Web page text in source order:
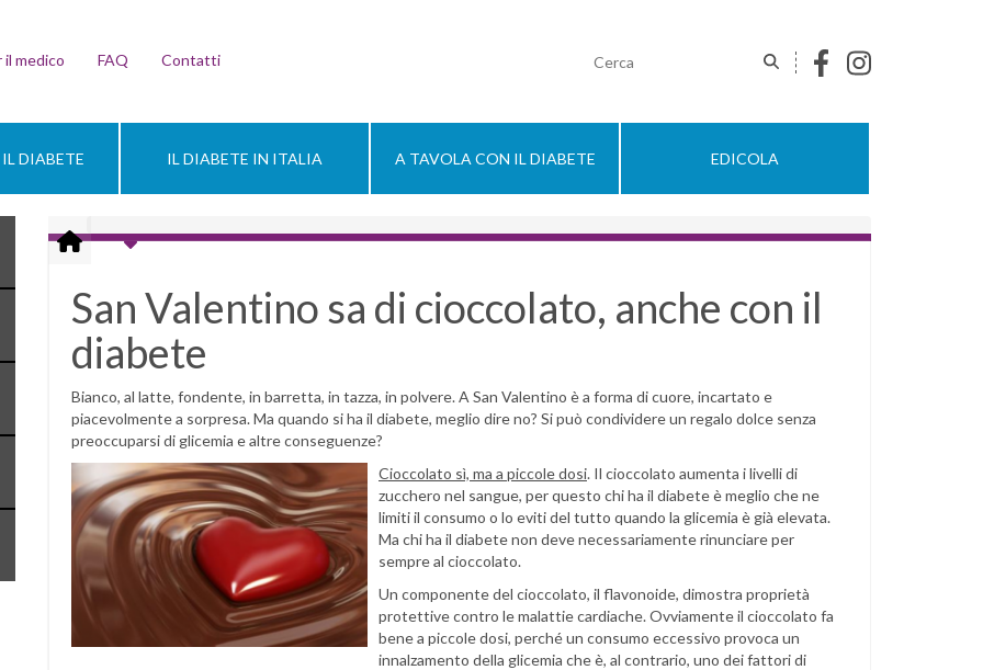
il medico FAQ Contatti
DIABETE IL DIABETE IN ITALIA A TAVOLA CON IL DIABETE EDICOLA
San Valentino sa di cioccolato, anche con il
diabete
Bianco, al latte, fondente, in barretta, in tazza, in polvere. A San Valentino è a forma di cuore, incartato e
piacevolmente a sorpresa. Ma quando si ha il diabete, meglio dire no? Si può condividere un regalo dolce senza
preoccuparsi di glicemia e altre conseguenze?
Cioccolato sì, ma a piccole dosi. Il cioccolato aumenta i livelli di
zucchero nel sangue, per questo chi ha il diabete è meglio che ne
limiti il consumo o lo eviti del tutto quando la glicemia è già elevata.
Ma chi ha il diabete non deve necessariamente rinunciare per
sempre al cioccolato.
Un componente del cioccolato, il flavonoide, dimostra proprietà
protettive contro le malattie cardiache. Ovviamente il cioccolato fa
bene a piccole dosi, perché un consumo eccessivo provoca un
innalzamento della glicemia che è, al contrario, uno dei fattori di